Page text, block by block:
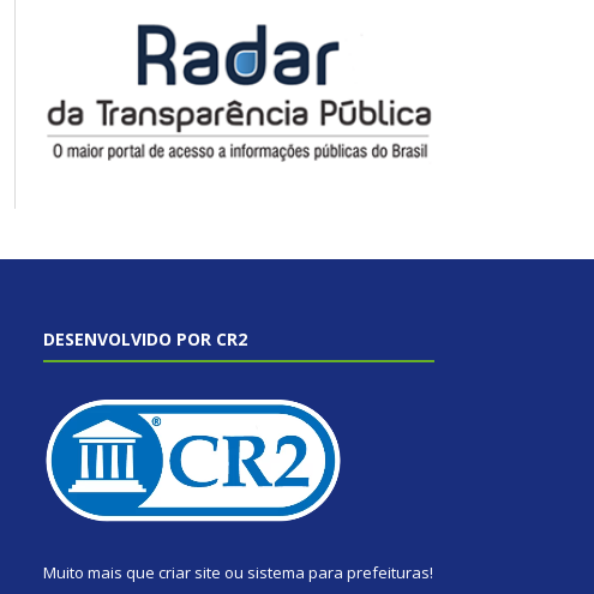
DESENVOLVIDO POR CR2
Muito mais que criar site ou sistema para prefeituras!